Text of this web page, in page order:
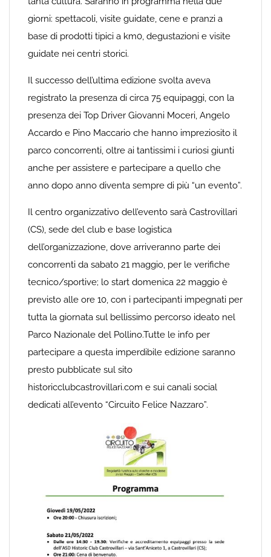
giorni: spettacoli, visite guidate, cene e pranzi a
base di prodotti tipici a km0, degustazioni e visite
guidate nei centri storici.
Il successo dell’ultima edizione svolta aveva
registrato la presenza di circa 75 equipaggi, con la
presenza dei Top Driver Giovanni Moceri, Angelo
Accardo e Pino Maccario che hanno impreziosito il
parco concorrenti, oltre ai tantissimi i curiosi giunti
anche per assistere e partecipare a quello che
anno dopo anno diventa sempre di più “un evento”.
Il centro organizzativo dell’evento sarà Castrovillari
(CS), sede del club e base logistica
dell’organizzazione, dove arriveranno parte dei
concorrenti da sabato 21 maggio, per le verifiche
tecnico/sportive; lo start domenica 22 maggio è
previsto alle ore 10, con i partecipanti impegnati per
tutta la giornata sul bellissimo percorso ideato nel
Parco Nazionale del Pollino.Tutte le info per
partecipare a questa imperdibile edizione saranno
presto pubblicate sul sito
historicclubcastrovillari.com e sui canali social
dedicati all’evento “Circuito Felice Nazzaro”.